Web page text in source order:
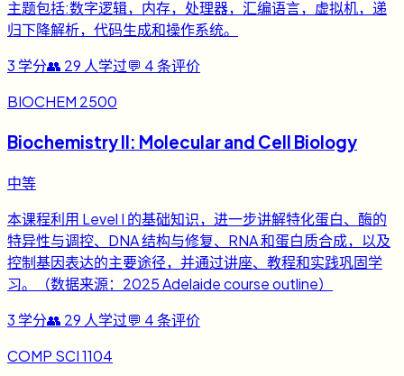
主题包括:数字逻辑，内存，处理器，汇编语言，虚拟机，递
归下降解析，代码生成和操作系统。
3 学分👥 29 人学过💬 4条评价
BIOCHEM 2500
Biochemistry II: Molecular and Cell Biology
中等
本课程利用 Level I 的基础知识，进一步讲解特化蛋白、酶的
特异性与调控、DNA 结构与修复、RNA 和蛋白质合成，以及
控制基因表达的主要途径，并通过讲座、教程和实践巩固学
习。（数据来源：2025 Adelaide course outline）
3 学分👥 29 人学过💬 4条评价
COMP SCI 1104